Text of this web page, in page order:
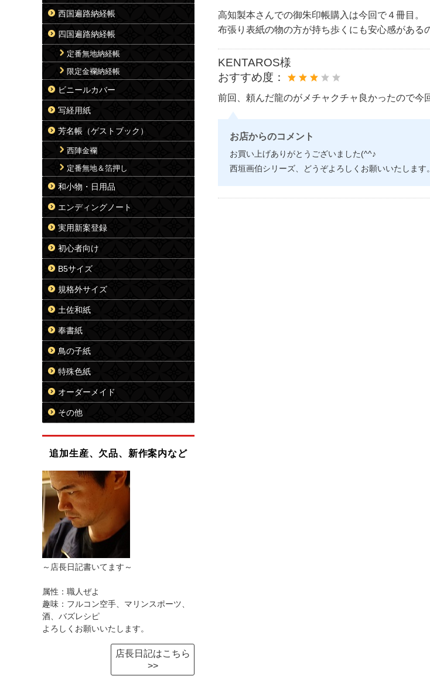
高知製本さんでの御朱印帳購入は今回で４冊目。
布張り表紙の物の方が持ち歩くにも安心感がある
KENTAROS様
おすすめ度：
前回、頼んだ龍のがメチャクチャ良かったので今
お店からのコメント
お買い上げありがとうございました(^^♪
西垣画伯シリーズ、どうぞよろしくお願いいたします。
西国遍路納経帳
四国遍路納経帳
定番無地納経帳
限定金襴納経帳
ビニールカバー
写経用紙
芳名帳（ゲストブック）
西陣金襴
定番無地＆箔押し
和小物・日用品
エンディングノート
実用新案登録
初心者向け
B5サイズ
規格外サイズ
土佐和紙
奉書紙
鳥の子紙
特殊色紙
オーダーメイド
その他
追加生産、欠品、新作案内など
～店長日記書いてます～
属性：職人ぜよ
趣味：フルコン空手、マリンスポーツ、
酒、バズレシピ
よろしくお願いいたします。
店長日記はこちら
>>